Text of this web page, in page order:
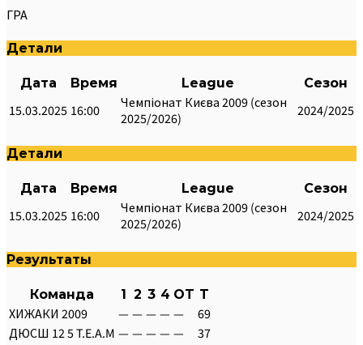
ГРА
Детали
Дата Время League Сезон
15.03.2025 16:00
Чемпіонат Києва 2009 (сезон
2025/2026)
2024/2025
Детали
Дата Время League Сезон
15.03.2025 16:00
Чемпіонат Києва 2009 (сезон
2025/2026)
2024/2025
Результаты
Команда 1 2 3 4 OT T
ХИЖАКИ 2009 — — — — —
69
ДЮСШ 12 5 T.E.A.M — — — — — 37